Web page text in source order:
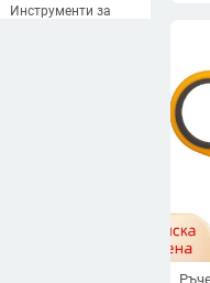
Инструменти за